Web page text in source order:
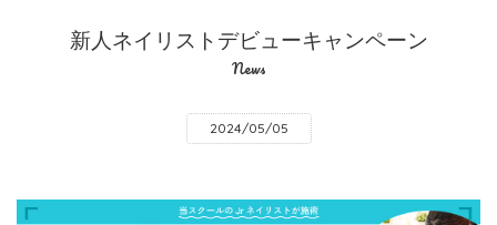
新人ネイリストデビューキャンペーン
News
2024/05/05